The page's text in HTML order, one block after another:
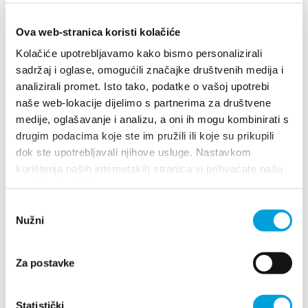
Ova web-stranica koristi kolačiće
Kolačiće upotrebljavamo kako bismo personalizirali
sadržaj i oglase, omogućili značajke društvenih medija i
analizirali promet. Isto tako, podatke o vašoj upotrebi
naše web-lokacije dijelimo s partnerima za društvene
medije, oglašavanje i analizu, a oni ih mogu kombinirati s
drugim podacima koje ste im pružili ili koje su prikupili
dok ste upotrebljavali njihove usluge. Nastavkom
korištenja naših internetskih stranica vi prihvaćate našu
pristanka
Nužni
Za postavke
Statistički
Hotel Tamaris
Obala kralja Tomislava 38, 21214 Kaštel
Kambelovac
021220333
u.o.hoteltamaris@gmail.com
http://hotel-tamaris.net
Hrvoje Matijaca
+385915660964